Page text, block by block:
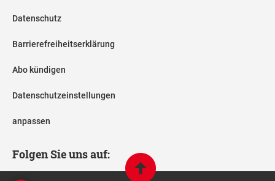
Datenschutz
Barrierefreiheitserklärung
Abo kündigen
Datenschutzeinstellungen
anpassen
Folgen Sie uns auf: